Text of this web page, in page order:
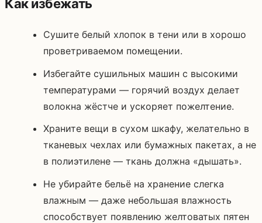
Как избежать
Сушите белый хлопок в тени или в хорошо
проветриваемом помещении.
Избегайте сушильных машин с высокими
температурами — горячий воздух делает
волокна жёстче и ускоряет пожелтение.
Храните вещи в сухом шкафу, желательно в
тканевых чехлах или бумажных пакетах, а не
в полиэтилене — ткань должна «дышать».
Не убирайте бельё на хранение слегка
влажным — даже небольшая влажность
способствует появлению желтоватых пятен